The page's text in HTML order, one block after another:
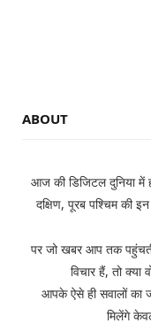
ABOUT
आज की डिजिटल दुनिया में
दक्षिण, पूरब पश्चिम की
पर जो खबर आप तक
विचार हैं, तो क्या
आपके ऐसे ही सवालों का
मिलेंगे